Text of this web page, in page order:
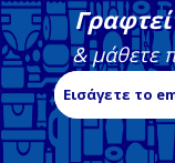
& μάθετε